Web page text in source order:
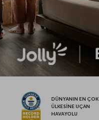
DÜNYANIN EN ÇOK
ÜLKESİNE UÇAN
HAVAYOLU